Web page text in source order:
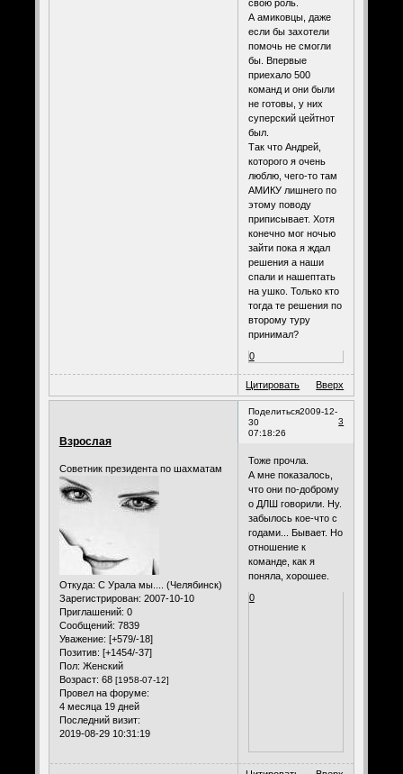
свою роль.
А амиковцы, даже
если бы захотели
помочь не смогли
бы. Впервые
приехало 500
команд и они были
не готовы, у них
суперский цейтнот
был.
Так что Андрей,
которого я очень
люблю, чего-то там
АМИКУ лишнего по
этому поводу
приписывает. Хотя
конечно мог ночью
зайти пока я ждал
решения а наши
спали и нашептать
на ушко. Только кто
тогда те решения по
второму туру
принимал?
0
Цитировать Вверх
Поделиться
3
2009-12-
30
07:18:26
Взрослая
Советник президента по шахматам
Откуда: С Урала мы.... (Челябинск)
Зарегистрирован: 2007-10-10
Приглашений: 0
Сообщений: 7839
Уважение: [+579/-18]
Позитив: [+1454/-37]
Пол: Женский
Возраст: 68 [1958-07-12]
Провел на форуме:
4 месяца 19 дней
Последний визит:
2019-08-29 10:31:19
Тоже прочла.
А мне показалось,
что они по-доброму
о ДЛШ говорили. Ну.
забылось кое-что с
годами... Бывает. Но
отношение к
команде, как я
поняла, хорошее.
0